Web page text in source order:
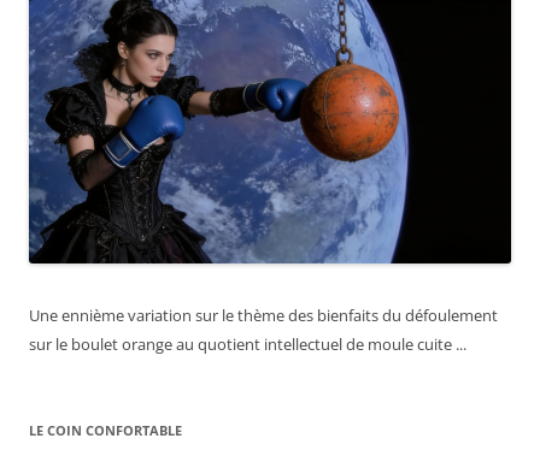
Une ennième variation sur le thème des bienfaits du défoulement
sur le boulet orange au quotient intellectuel de moule cuite ...
LE COIN CONFORTABLE